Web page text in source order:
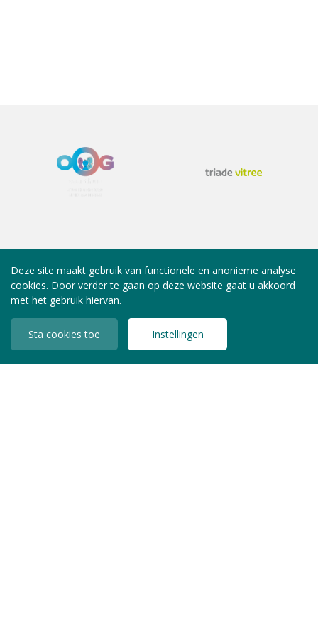
Deze site maakt gebruik van functionele en anonieme analyse
cookies. Door verder te gaan op deze website gaat u akkoord
met het gebruik hiervan.
Sta cookies toe Instellingen